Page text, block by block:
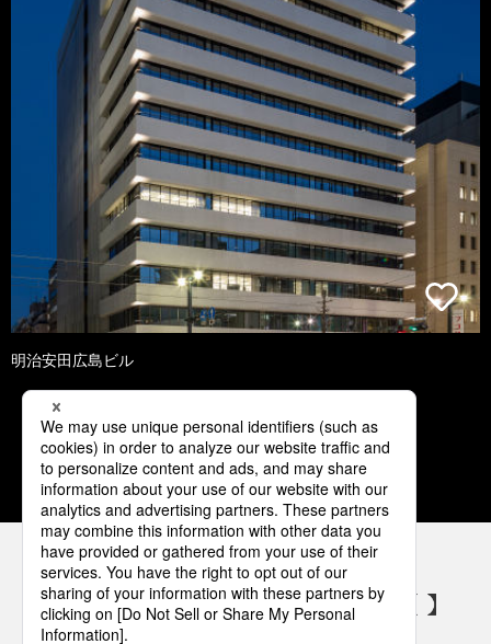
明治安田広島ビル
1 2 3 4 5
パナソニックの電気設備 SNSアカウント